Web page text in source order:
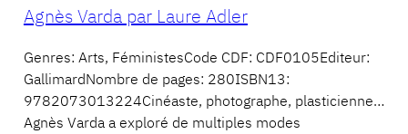
Agnès Varda par Laure Adler
Genres: Arts, FéministesCode CDF: CDF0105Editeur:
GallimardNombre de pages: 280ISBN13:
9782073013224Cinéaste, photographe, plasticienne…
Agnès Varda a exploré de multiples modes